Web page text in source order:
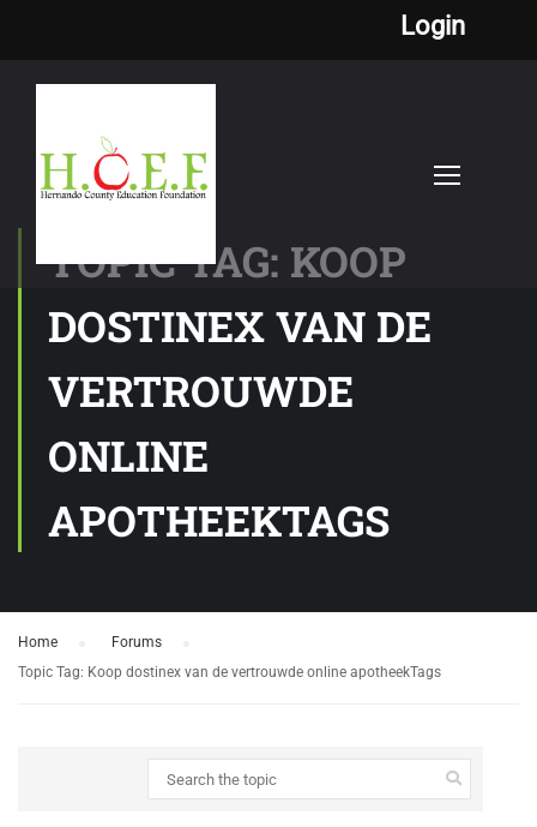
Login
TOPIC TAG: KOOP
DOSTINEX VAN DE
VERTROUWDE
ONLINE
APOTHEEKTAGS
Home Forums
Topic Tag: Koop dostinex van de vertrouwde online apotheekTags